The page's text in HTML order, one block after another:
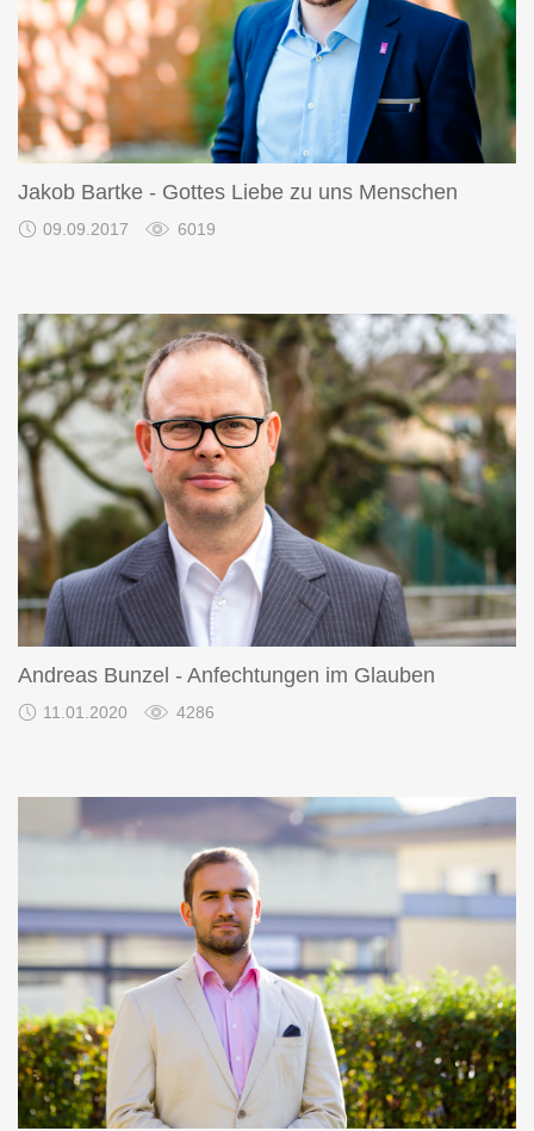
Jakob Bartke - Gottes Liebe zu uns Menschen
09.09.2017 6019
Andreas Bunzel - Anfechtungen im Glauben
11.01.2020 4286